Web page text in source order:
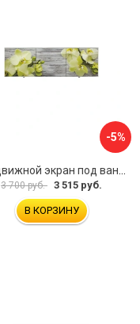
-5%
3 700 руб. 3 515 руб.
В КОРЗИНУ